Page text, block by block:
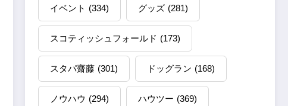
イベント (334) グッズ (281)
スコティッシュフォールド (173)
スタパ齋藤 (301) ドッグラン (168)
ノウハウ (294) ハウツー (369)